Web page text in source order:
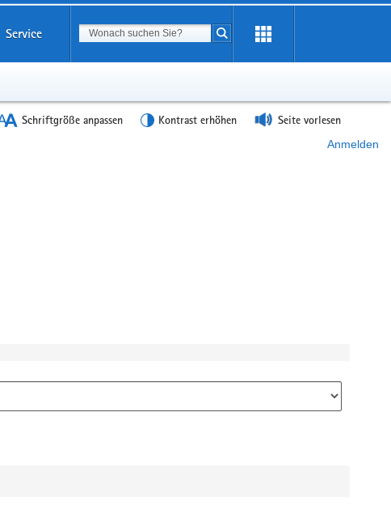
Service Suchbegriff
Suche starten
Schriftgröße anpassen Kontrast erhöhen Seite vorlesen
Anmelden